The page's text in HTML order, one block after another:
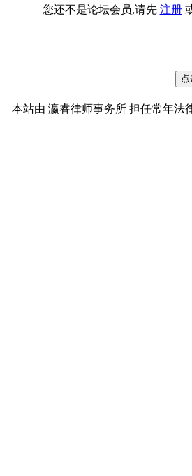
您还不是论坛会员,请先 注册
本站由 瀛睿律师事务所 担任常年法